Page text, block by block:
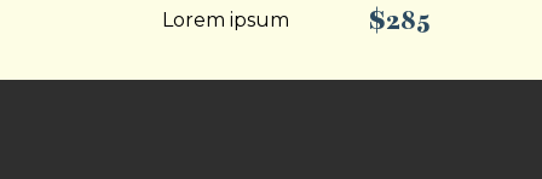
Lorem ipsum $285